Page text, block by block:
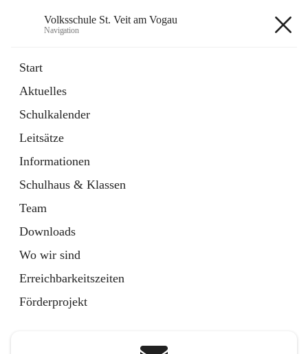
Volksschule St. Veit am Vogau
Navigation
Start
Aktuelles
Schulkalender
Leitsätze
Informationen
Schulhaus & Klassen
Team
Downloads
Wo wir sind
Erreichbarkeitszeiten
Förderprojekt